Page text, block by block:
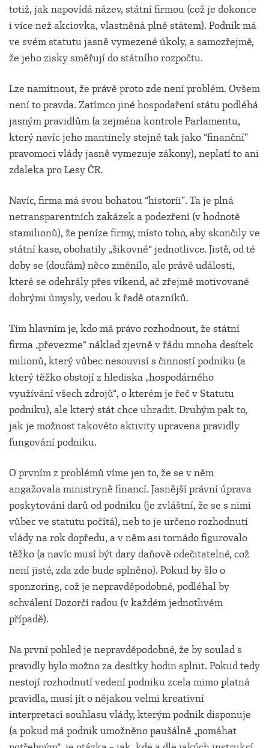
totiž, jak napovídá název, státní firmou (což je dokonce
i více než akciovka, vlastněná plně státem). Podnik má
ve svém statutu jasně vymezené úkoly, a samozřejmě,
že jeho zisky směřují do státního rozpočtu.
Lze namítnout, že právě proto zde není problém. Ovšem
není to pravda. Zatímco jiné hospodaření státu podléhá
jasným pravidlům (a zejména kontrole Parlamentu,
který navíc jeho mantinely stejně tak jako “finanční”
pravomoci vlády jasně vymezuje zákony), neplatí to ani
zdaleka pro Lesy ČR.
Navíc, firma má svou bohatou “historii”. Ta je plná
netransparentních zakázek a podezření (v hodnotě
stamilionů), že peníze firmy, místo toho, aby skončily ve
státní kase, obohatily „šikovné“ jednotlivce. Jistě, od té
doby se (doufám) něco změnilo, ale právě události,
které se odehrály přes víkend, ač zřejmě motivované
dobrými úmysly, vedou k řadě otazníků.
Tím hlavním je, kdo má právo rozhodnout, že státní
firma „převezme“ náklad zjevně v řádu mnoha desítek
milionů, který vůbec nesouvisí s činností podniku (a
který těžko obstojí z hlediska „hospodárného
využívání všech zdrojů“, o kterém je řeč v Statutu
podniku), ale který stát chce uhradit. Druhým pak to,
jak je možnost takovéto aktivity upravena pravidly
fungování podniku.
O prvním z problémů víme jen to, že se v něm
angažovala ministryně financí. Jasnější právní úprava
poskytování darů od podniku (je zvláštní, že se s nimi
vůbec ve statutu počítá), neb to je určeno rozhodnutí
vlády na rok dopředu, a v něm asi tornádo figurovalo
těžko (a navíc musí být dary daňově odečitatelné, což
není jisté, zda zde bude splněno). Pokud by šlo o
sponzoring, což je nepravděpodobné, podléhal by
schválení Dozorčí radou (v každém jednotlivém
případě).
Na první pohled je nepravděpodobné, že by soulad s
pravidly bylo možno za desítky hodin splnit. Pokud tedy
nestojí rozhodnutí vedení podniku zcela mimo platná
pravidla, musí jít o nějakou velmi kreativní
interpretaci souhlasu vlády, kterým podnik disponuje
(a pokud má podnik umožněno paušálně „pomáhat